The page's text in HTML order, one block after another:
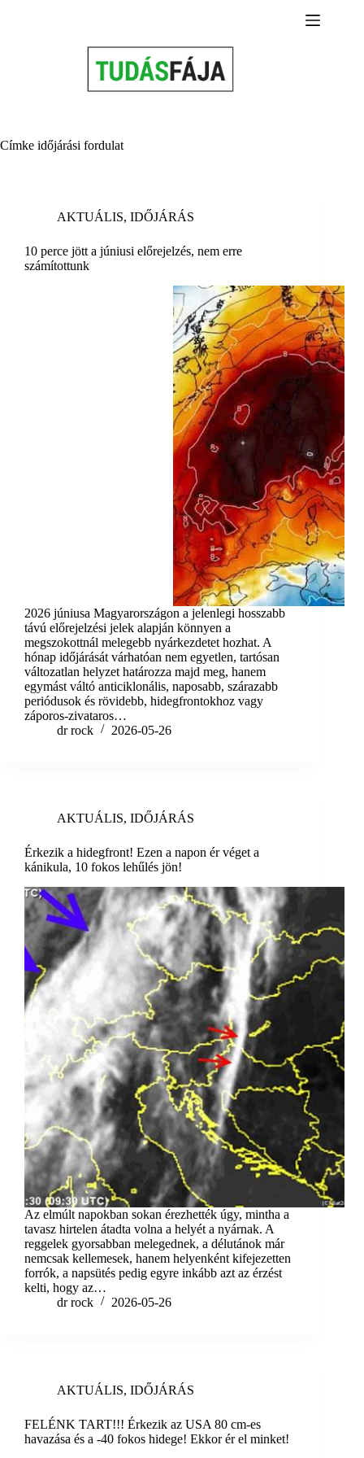
Címke időjárási fordulat
AKTUÁLIS, IDŐJÁRÁS
10 perce jött a júniusi előrejelzés, nem erre
számítottunk
2026 júniusa Magyarországon a jelenlegi hosszabb
távú előrejelzési jelek alapján könnyen a
megszokottnál melegebb nyárkezdetet hozhat. A
hónap időjárását várhatóan nem egyetlen, tartósan
változatlan helyzet határozza majd meg, hanem
egymást váltó anticiklonális, naposabb, szárazabb
periódusok és rövidebb, hidegfrontokhoz vagy
záporos-zivataros…
dr rock
2026-05-26
AKTUÁLIS, IDŐJÁRÁS
Érkezik a hidegfront! Ezen a napon ér véget a
kánikula, 10 fokos lehűlés jön!
Az elmúlt napokban sokan érezhették úgy, mintha a
tavasz hirtelen átadta volna a helyét a nyárnak. A
reggelek gyorsabban melegednek, a délutánok már
nemcsak kellemesek, hanem helyenként kifejezetten
forrók, a napsütés pedig egyre inkább azt az érzést
kelti, hogy az…
dr rock
2026-05-26
AKTUÁLIS, IDŐJÁRÁS
FELÉNK TART!!! Érkezik az USA 80 cm-es
havazása és a -40 fokos hidege! Ekkor ér el minket!